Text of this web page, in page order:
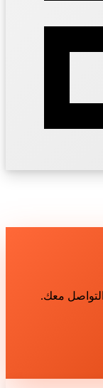
معك.